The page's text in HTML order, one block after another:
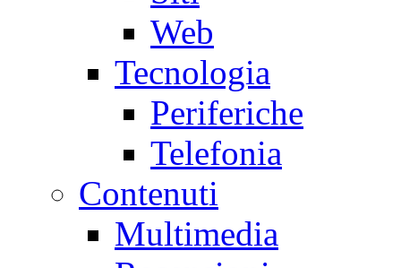
Web
Tecnologia
Periferiche
Telefonia
Contenuti
Multimedia